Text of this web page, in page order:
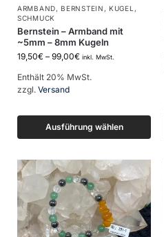
ARMBAND,BERNSTEIN ,KUGEL ,
SCHMUCK
Bernstein – Armband mit
~5mm – 8mm Kugeln
19,50€ – 99,00€ inkl. MwSt.
Enthält 20% MwSt.
zzgl. Versand
Ausführung wählen